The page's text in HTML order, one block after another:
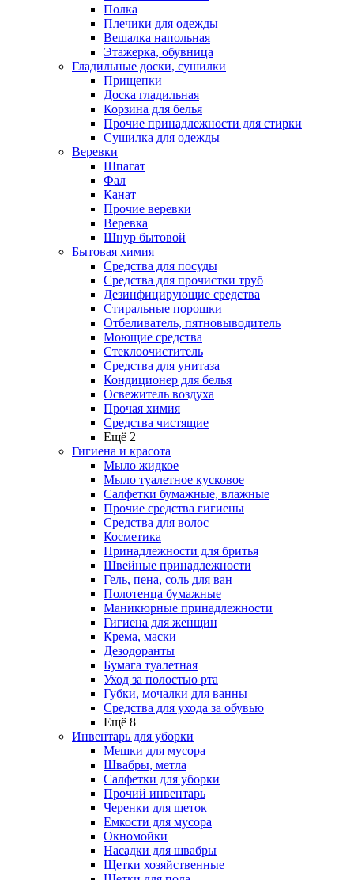
Полка
Плечики для одежды
Вешалка напольная
Этажерка, обувница
Гладильные доски, сушилки
Прищепки
Доска гладильная
Корзина для белья
Прочие принадлежности для стирки
Сушилка для одежды
Веревки
Шпагат
Фал
Канат
Прочие веревки
Веревка
Шнур бытовой
Бытовая химия
Средства для посуды
Средства для прочистки труб
Дезинфицирующие средства
Стиральные порошки
Отбеливатель, пятновыводитель
Моющие средства
Стеклоочиститель
Средства для унитаза
Кондиционер для белья
Освежитель воздуха
Прочая химия
Средства чистящие
Ещё 2
Гигиена и красота
Мыло жидкое
Мыло туалетное кусковое
Салфетки бумажные, влажные
Прочие средства гигиены
Средства для волос
Косметика
Принадлежности для бритья
Швейные принадлежности
Гель, пена, соль для ван
Полотенца бумажные
Маникюрные принадлежности
Гигиена для женщин
Крема, маски
Дезодоранты
Бумага туалетная
Уход за полостью рта
Губки, мочалки для ванны
Средства для ухода за обувью
Ещё 8
Инвентарь для уборки
Мешки для мусора
Швабры, метла
Салфетки для уборки
Прочий инвентарь
Черенки для щеток
Емкости для мусора
Окномойки
Насадки для швабры
Щетки хозяйственные